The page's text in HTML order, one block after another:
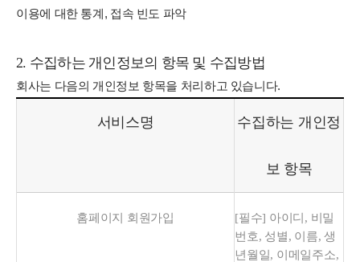
이용에 대한 통계, 접속 빈도 파악
2. 수집하는 개인정보의 항목 및 수집방법
회사는 다음의 개인정보 항목을 처리하고 있습니다.
서비스명 수집하는 개인정
보 항목
홈페이지 회원가입
[필수] 아이디, 비밀
번호, 성별, 이름, 생
년월일, 이메일주소,